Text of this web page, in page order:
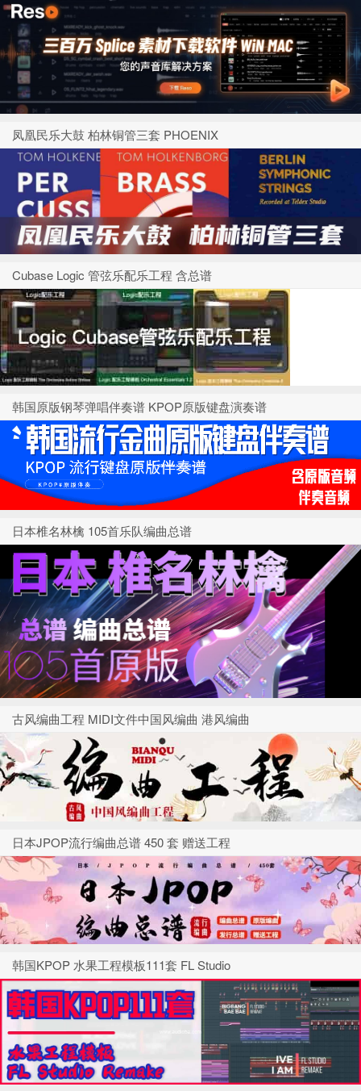
凤凰民乐大鼓 柏林铜管三套 PHOENIX
Cubase Logic 管弦乐配乐工程 含总谱
韩国原版钢琴弹唱伴奏谱 KPOP原版键盘演奏谱
日本椎名林檎 105首乐队编曲总谱
古风编曲工程 MIDI文件中国风编曲 港风编曲
日本JPOP流行编曲总谱 450 套 赠送工程
韩国KPOP 水果工程模板111套 FL Studio